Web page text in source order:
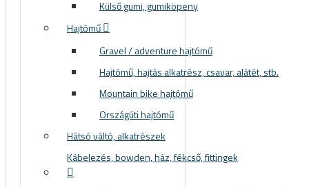
Külső gumi, gumiköpeny
Hajtómű
Gravel / adventure hajtómű
Hajtómű, hajtás alkatrész, csavar, alátét, stb.
Mountain bike hajtómű
Országúti hajtómű
Hátsó váltó, alkatrészek
Kábelezés, bowden, ház, fékcső, fittingek